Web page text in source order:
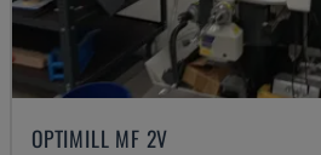
OPTIMILL MF 2V